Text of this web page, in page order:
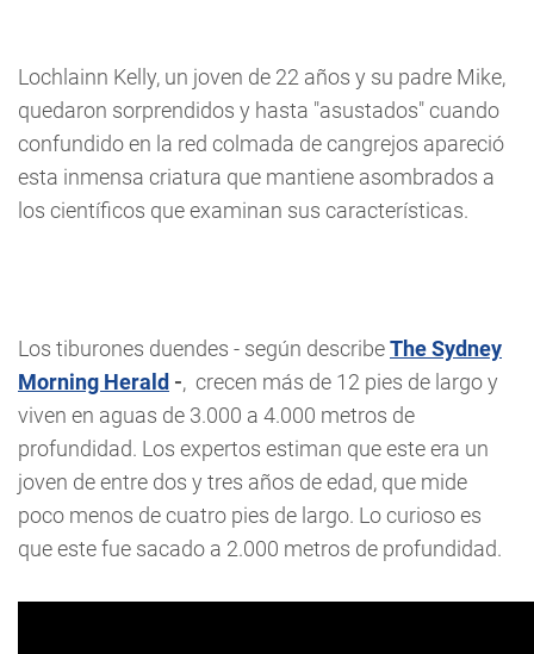
Lochlainn Kelly, un joven de 22 años y su padre Mike,
quedaron sorprendidos y hasta "asustados" cuando
confundido en la red colmada de cangrejos apareció
esta inmensa criatura que mantiene asombrados a
los científicos que examinan sus características.
Los tiburones duendes - según describeThe Sydney
Morning Herald -, crecen más de 12 pies de largo y
viven en aguas de 3.000 a 4.000 metros de
profundidad. Los expertos estiman que este era un
joven de entre dos y tres años de edad, que mide
poco menos de cuatro pies de largo. Lo curioso es
que este fue sacado a 2.000 metros de profundidad.